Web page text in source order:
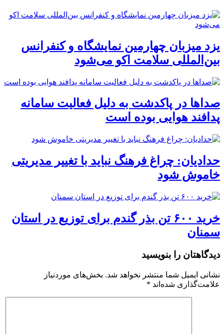
یزد میزبان چهارمین نمایشگاه و کنفرانس
بین‌المللی سلامت اکو می‌شود
صداها در پاکدشت به دلیل فعالیت سامانه
پدافند هوایی بوده است
حدادیان: چراغ فرهنگ نباید با تغییر مدیریتی
خاموش شود
خرید ۶۰۰ تن بذر گندم برای توزیع در استان
سمنان
دیدگاهتان را بنویسید
نشانی ایمیل شما منتشر نخواهد شد. بخش‌های موردنیاز
علامت‌گذاری شده‌اند *